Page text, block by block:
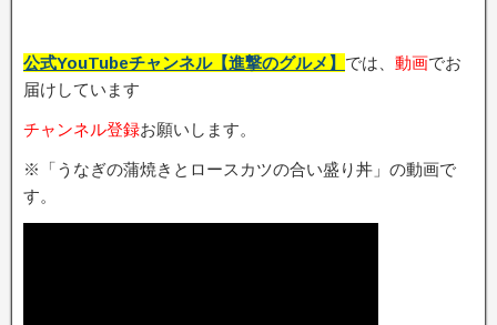
公式YouTubeチャンネル【進撃のグルメ】 では、 動画でお
届けしています
チャンネル登録お願いします。
※「うなぎの蒲焼きとロースカツの合い盛り丼」の動画で
す。